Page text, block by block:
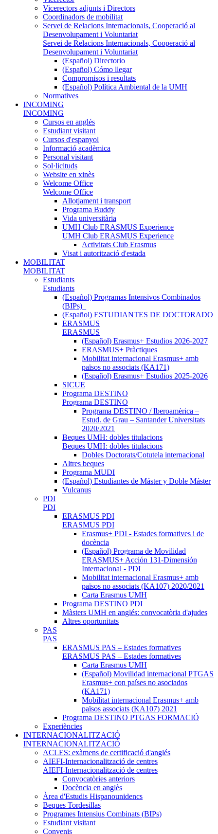
Vicerectors adjunts i Directors
Coordinadors de mobilitat
Servei de Relacions Internacionals, Cooperació al
Desenvolupament i Voluntariat
Servei de Relacions Internacionals, Cooperació al
Desenvolupament i Voluntariat
(Español) Directorio
(Español) Cómo llegar
Compromisos i resultats
(Español) Política Ambiental de la UMH
Normatives
INCOMING
INCOMING
Cursos en anglés
Estudiant visitant
Cursos d'espanyol
Informació acadèmica
Personal visitant
Sol·licituds
Website en xinès
Welcome Office
Welcome Office
Allotjament i transport
Programa Buddy
Vida universitària
UMH Club ERASMUS Experience
UMH Club ERASMUS Experience
Activitats Club Erasmus
Visat i autorització d'estada
MOBILITAT
MOBILITAT
Estudiants
Estudiants
(Español) Programas Intensivos Combinados
(BIPs)_
(Español) ESTUDIANTES DE DOCTORADO
ERASMUS
ERASMUS
(Español) Erasmus+ Estudios 2026-2027
ERASMUS+ Pràctiques
Mobilitat internacional Erasmus+ amb
països no associats (KA171)
(Español) Erasmus+ Estudios 2025-2026
SICUE
Programa DESTINO
Programa DESTINO
Programa DESTINO / Iberoamèrica –
Estud. de Grau – Santander Universitats
2020/2021
Beques UMH: dobles titulacions
Beques UMH: dobles titulacions
Dobles Doctorats/Cotutela internacional
Altres beques
Programa MUDI
(Español) Estudiantes de Máster y Doble Máster
Vulcanus
PDI
PDI
ERASMUS PDI
ERASMUS PDI
Erasmus+ PDI - Estades formatives i de
docència
(Español) Programa de Movilidad
ERASMUS+ Acción 131-Dimensión
Internacional - PDI
Mobilitat internacional Erasmus+ amb
països no associats (KA107) 2020/2021
Carta Erasmus UMH
Programa DESTINO PDI
Màsters UMH en anglés: convocatòria d'ajudes
Altres oportunitats
PAS
PAS
ERASMUS PAS – Estades formatives
ERASMUS PAS – Estades formatives
Carta Erasmus UMH
(Español) Movilidad internacional PTGAS
Erasmus+ con países no asociados
(KA171)
Mobilitat internacional Erasmus+ amb
països associats (KA107) 2021
Programa DESTINO PTGAS FORMACIÓ
Experiències
INTERNACIONALITZACIÓ
INTERNACIONALITZACIÓ
ACLES: exàmens de certificació d'anglés
AIEFI-Internacionalització de centres
AIEFI-Internacionalització de centres
Convocatòries anteriors
Docència en anglès
Àrea d'Estudis Hispanounidencs
Beques Tordesillas
Programes Intensius Combinats (BIPs)
Estudiant visitant
Convenis